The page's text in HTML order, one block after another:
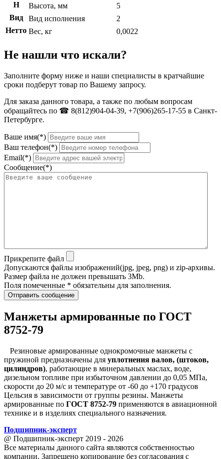
H
Высота, мм
5
Вид
Вид исполнения
2
Нетто Вес, кг 0,0022
Не нашли что искали?
Заполните форму ниже и наши специалисты в кратчайшие
сроки подберут товар по Вашему запросу.
Для заказа данного товара, а также по любым вопросам
обращайтесь по ☎ 8(812)904-04-39, +7(906)265-17-55 в Санкт-
Петербурге.
Ваше имя(*)
Ваш телефон(*)
Email(*)
Сообщение(*)
Прикрепите файл
Допускаются файлы изображений(jpg, jpeg, png) и zip-архивы.
Размер файла не должен превышать 3Mb.
Поля помеченные * обязательны для заполнения.
Отправить сообщение
Манжеты армированные по ГОСТ
8752-79
Резиновые армированные однокромочные манжеты с
пружиной предназначены для уплотнения валов, (штоков,
цилиндров), работающие в минеральных маслах, воде,
дизельном топливе при избыточном давлении до 0,05 МПа,
скорости до 20 м/с и температуре от -60 до +170 градусов
Цельсия в зависимости от группы резины. Манжеты
армированные по ГОСТ 8752-79 применяются в авиационной
технике и в изделиях специального назначения.
Подшипник-эксперт
@ Подшипник-эксперт 2019 - 2026
Все материалы данного сайта являются собственностью
компании. Запрещено копирование без согласования с